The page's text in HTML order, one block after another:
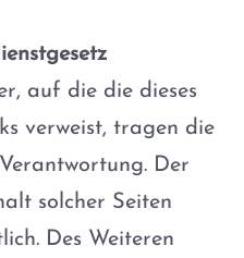
auf die die dieses
verweist, tragen die
Der
solcher Seiten
Des Weiteren